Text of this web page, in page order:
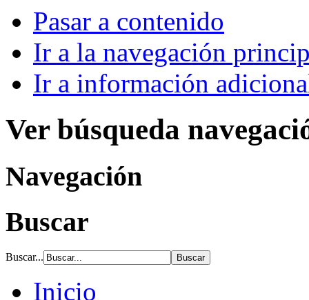
Pasar a contenido
Ir a la navegación
Ir a información
Ver búsqueda
Navegación
Buscar
Buscar...
Inicio